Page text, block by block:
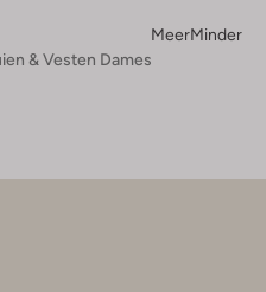
MeerMinder
& Vesten Dames